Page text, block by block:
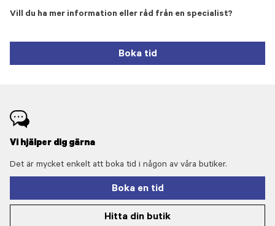
Vill du ha mer information eller råd från en specialist?
Boka tid
Vi hjälper dig gärna
Det är mycket enkelt att boka tid i någon av våra butiker.
Boka en tid
Hitta din butik